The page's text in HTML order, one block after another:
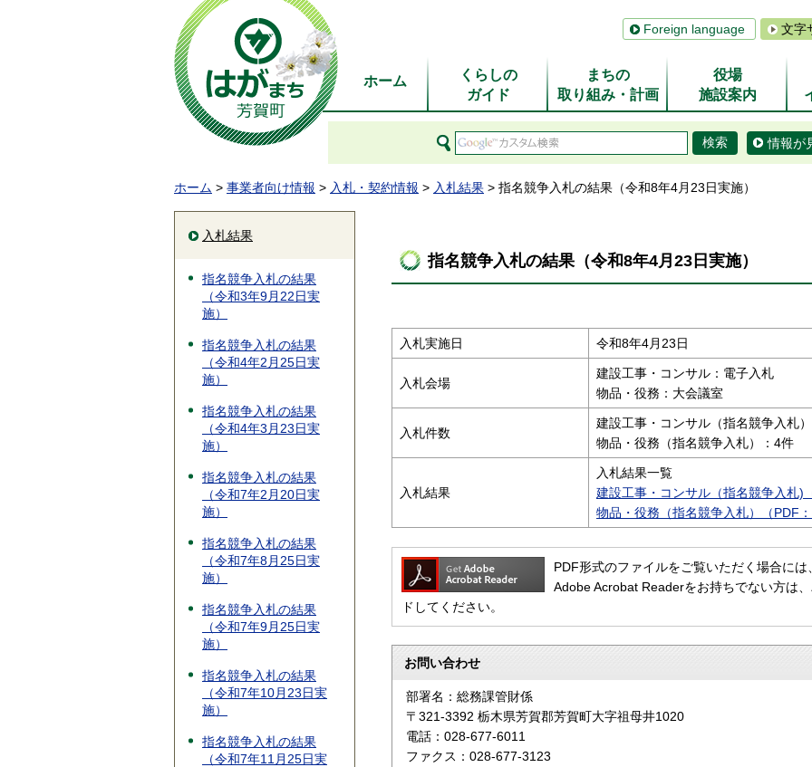
Foreign language 文字
ホーム
くらしの
ガイド
まちの
取り組み・計画
役場
施設案内
情報が
ホーム > 事業者向け情報 > 入札・契約情報 > 入札結果 > 指名競争入札の結果（令和8年4月23日実施）
入札結果
指名競争入札の結果
（令和3年9月22日実
施）
指名競争入札の結果
（令和4年2月25日実
施）
指名競争入札の結果
（令和4年3月23日実
施）
指名競争入札の結果
（令和7年2月20日実
施）
指名競争入札の結果
（令和7年8月25日実
施）
指名競争入札の結果
（令和7年9月25日実
施）
指名競争入札の結果
（令和7年10月23日実
施）
指名競争入札の結果
（令和7年11月25日実
指名競争入札の結果（令和8年4月23日実施）
入札実施日 令和8年4月23日
入札会場
建設工事・コンサル：電子入札
物品・役務：大会議室
入札件数
建設工事・コンサル（指名競争入札
物品・役務（指名競争入札）：4件
入札結果
入札結果一覧
建設工事・コンサル（指名競争入札)
物品・役務（指名競争入札）（PDF：
PDF形式のファイルをご覧いただく場合に
Adobe Acrobat Readerをお持ちでない方は
ドしてください。
お問い合わせ
部署名：総務課管財係
〒321-3392 栃木県芳賀郡芳賀町大字祖母井1020
電話：028-677-6011
ファクス：028-677-3123